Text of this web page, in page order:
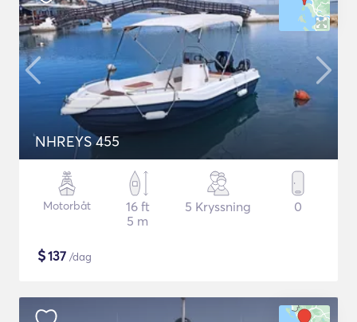
NHREYS 455
Motorbåt
16 ft
5 m
5 Kryssning 0
$137 /dag